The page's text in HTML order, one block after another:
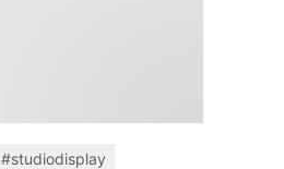
#studiodisplay